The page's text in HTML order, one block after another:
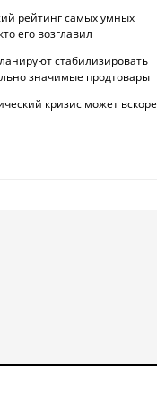
рейтинг самых умных
его возглавил
стабилизировать
значимые продтовары
кризис может вскоре